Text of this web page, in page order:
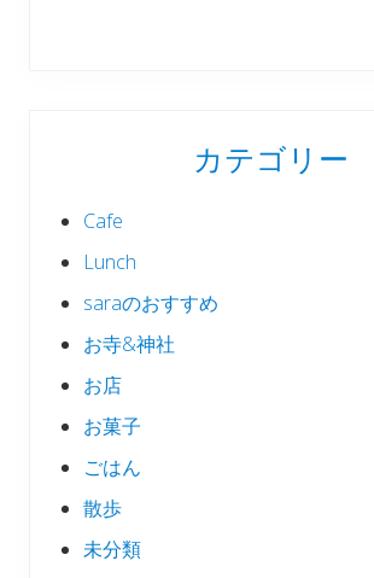
カテゴリー
Cafe
Lunch
saraのおすすめ
お寺&神社
お店
お菓子
ごはん
散歩
未分類